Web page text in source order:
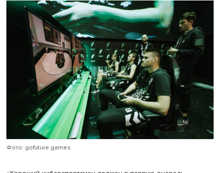
Еще одним фактором риска могут стать проблемы со
у людей, которые много времени проводят за
долго находятся в закрытом помещении, на сетчатку
попадает ультрафиолет, который важен для ее
функционирования. В результате может нарушаться
восприятия обычного дневного света. «Также
функция аккомодации, то есть наведения хрусталика на
предметы, которые находятся ближе к человеку или
от него. Могут возникать спазм аккомодации и
зрения как раз из-за того, что при компьютерной игре
направлен на монитор, то есть на близкое расстояние,
находятся в постоянном напряжении, сам же хрусталик
растянут. Соответственно, когда человек выходит на
местность, ему довольно сложно преодолеть спазм
аккомодации. Таким образом, человек рискует
близорукость и оказаться в очках», — предупреждает